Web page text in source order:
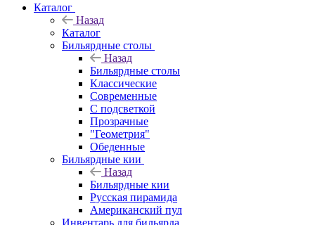
Каталог
Назад
Каталог
Бильярдные столы
Назад
Бильярдные столы
Классические
Современные
С подсветкой
Прозрачные
"Геометрия"
Обеденные
Бильярдные кии
Назад
Бильярдные кии
Русская пирамида
Американский пул
Инвентарь для бильярда